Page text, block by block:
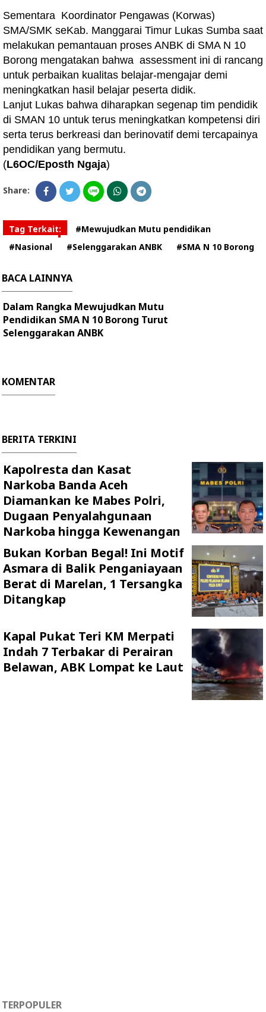
Sementara Koordinator Pengawas (Korwas)
SMA/SMK seKab. Manggarai Timur Lukas Sumba saat
melakukan pemantauan proses ANBK di SMA N 10
Borong mengatakan bahwa assessment ini di rancang
untuk perbaikan kualitas belajar-mengajar demi
meningkatkan hasil belajar peserta didik.
Lanjut Lukas bahwa diharapkan segenap tim pendidik
di SMAN 10 untuk terus meningkatkan kompetensi diri
serta terus berkreasi dan berinovatif demi tercapainya
pendidikan yang bermutu.
(L6OC/Eposth Ngaja)
Share:
Tag Terkait:
#Mewujudkan Mutu pendidikan
#Nasional
#Selenggarakan ANBK #SMA N 10 Borong
BACA LAINNYA
Dalam Rangka Mewujudkan Mutu
Pendidikan SMA N 10 Borong Turut
Selenggarakan ANBK
KOMENTAR
BERITA TERKINI
Kapolresta dan Kasat
Narkoba Banda Aceh
Diamankan ke Mabes Polri,
Dugaan Penyalahgunaan
Narkoba hingga Kewenangan
Bukan Korban Begal! Ini Motif
Asmara di Balik Penganiayaan
Berat di Marelan, 1 Tersangka
Ditangkap
Kapal Pukat Teri KM Merpati
Indah 7 Terbakar di Perairan
Belawan, ABK Lompat ke Laut
TERPOPULER